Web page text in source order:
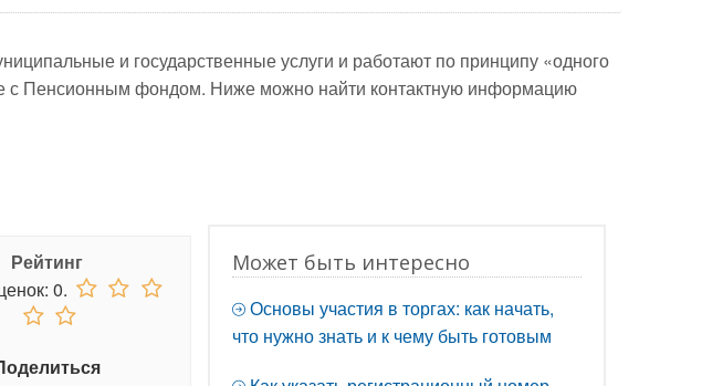
и государственные услуги и работают по принципу «одного
с Пенсионным фондом. Ниже можно найти контактную информацию
Рейтинг
0.
Может быть интересно
Основы участия в торгах: как начать,
что нужно знать и к чему быть готовым